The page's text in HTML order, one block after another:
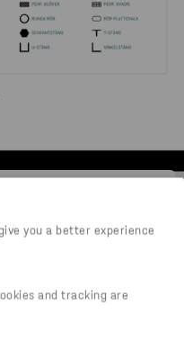
you a better experience
and tracking are
beställ stål
och få snabb